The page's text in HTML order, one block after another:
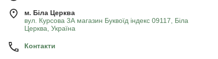
м. Біла Церква
вул. Курсова 3А магазин Буквоїд індекс 09117, Біла
Церква, Україна
Контакти